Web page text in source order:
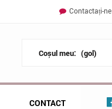
Contactați-ne
Coșul meu: (gol)
CONTACT